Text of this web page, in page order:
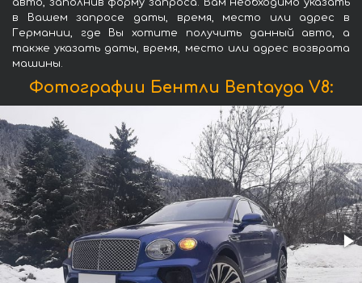
авто, заполнив форму запроса. Вам необходимо указать
в Вашем запросе даты, время, место или адрес в
Германии, где Вы хотите получить данный авто, а
также указать даты, время, место или адрес возврата
машины.
Фотографии Бентли Bentayga V8: